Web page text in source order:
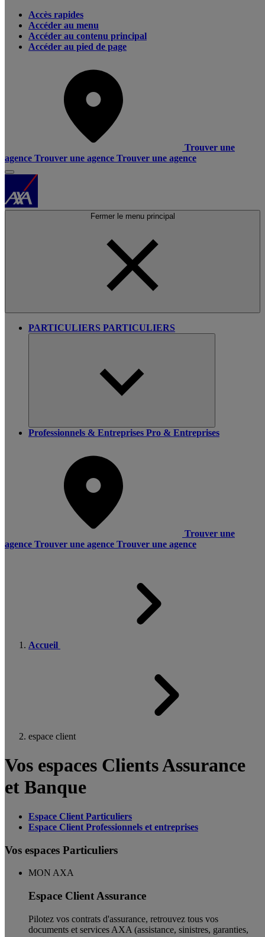
Accès rapides
Accéder au menu
Accéder au contenu principal
Accéder au pied de page
Trouver une
agence Trouver une agence Trouver une agence
Fermer le menu principal
PARTICULIERS PARTICULIERS
Professionnels & Entreprises Pro & Entreprises
Trouver une
agence Trouver une agence Trouver une agence
Accueil
espace client
Vos espaces Clients Assurance
et Banque
Espace Client Particuliers
Espace Client Professionnels et entreprises
Vos espaces Particuliers
MON AXA
Espace Client Assurance
Pilotez vos contrats d'assurance, retrouvez tous vos
documents et services AXA (assistance, sinistres, garanties,